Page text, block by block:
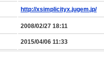
http://xsimplicityx.jugem.jp/
2008/02/27 18:11
2015/04/06 11:33